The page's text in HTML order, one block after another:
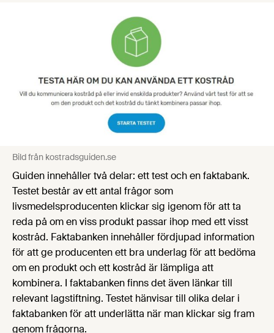
Bild från kostradsguiden.se
Guiden innehåller två delar: ett test och en faktabank.
Testet består av ett antal frågor som
livsmedelsproducenten klickar sig igenom för att ta
reda på om en viss produkt passar ihop med ett visst
kostråd. Faktabanken innehåller fördjupad information
för att ge producenten ett bra underlag för att bedöma
om en produkt och ett kostråd är lämpliga att
kombinera. I faktabanken finns det även länkar till
relevant lagstiftning. Testet hänvisar till olika delar i
faktabanken för att underlätta när man klickar sig fram
genom frågorna.